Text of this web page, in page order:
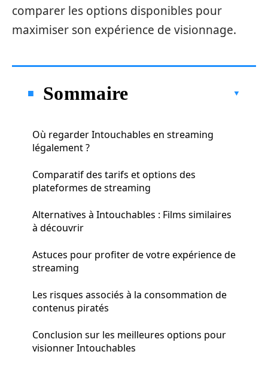
comparer les options disponibles pour
maximiser son expérience de visionnage.
Sommaire
Où regarder Intouchables en streaming
légalement ?
Comparatif des tarifs et options des
plateformes de streaming
Alternatives à Intouchables : Films similaires
à découvrir
Astuces pour profiter de votre expérience de
streaming
Les risques associés à la consommation de
contenus piratés
Conclusion sur les meilleures options pour
visionner Intouchables